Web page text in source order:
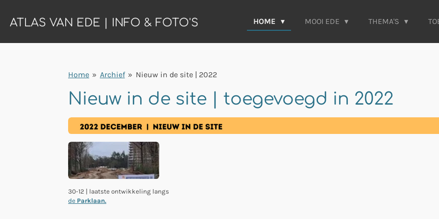
direct
de
ATLAS VAN EDE | INFO & FOTO'S HOME MOOI EDE THEMA'S
Home » Archief » Nieuw in de site | 2022
Nieuw in de site | toegevoegd in 2022
30-12 | laatste ontwikkeling langs
de Parklaan.